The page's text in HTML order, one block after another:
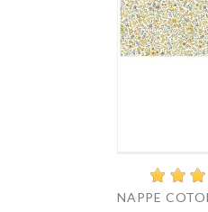
NAPPE